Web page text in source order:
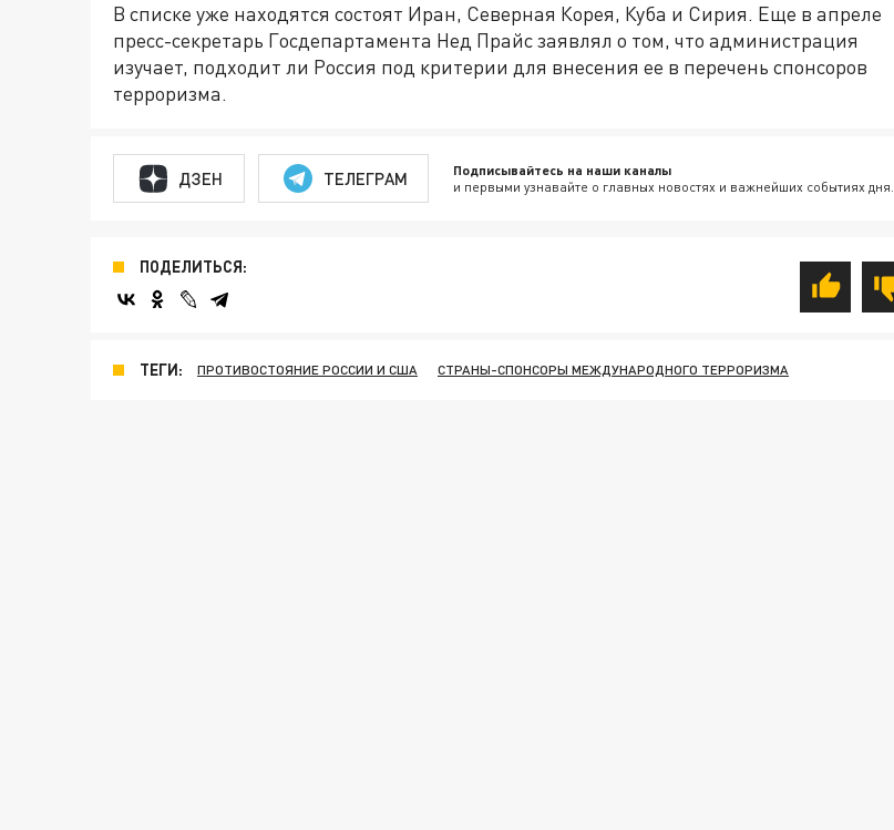
В списке уже находятся состоят Иран, Северная Корея, Куба и Сирия. Еще в апреле
пресс-секретарь Госдепартамента Нед Прайс заявлял о том, что администрация
изучает, подходит ли Россия под критерии для внесения ее в перечень спонсоров
терроризма.
ДЗЕН ТЕЛЕГРАМ Подписывайтесь на наши каналы
и первыми узнавайте о главных новостях и важнейших событиях дня.
ПОДЕЛИТЬСЯ:
ТЕГИ: ПРОТИВОСТОЯНИЕ РОССИИ И США СТРАНЫ-СПОНСОРЫ МЕЖДУНАРОДНОГО ТЕРРОРИЗМА